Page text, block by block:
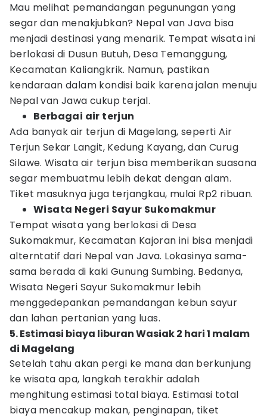
Mau melihat pemandangan pegunungan yang
segar dan menakjubkan? Nepal van Java bisa
menjadi destinasi yang menarik. Tempat wisata ini
berlokasi di Dusun Butuh, Desa Temanggung,
Kecamatan Kaliangkrik. Namun, pastikan
kendaraan dalam kondisi baik karena jalan menuju
Nepal van Jawa cukup terjal.
Berbagai air terjun
Ada banyak air terjun di Magelang, seperti Air
Terjun Sekar Langit, Kedung Kayang, dan Curug
Silawe. Wisata air terjun bisa memberikan suasana
segar membuatmu lebih dekat dengan alam.
Tiket masuknya juga terjangkau, mulai Rp2 ribuan.
Wisata Negeri Sayur Sukomakmur
Tempat wisata yang berlokasi di Desa
Sukomakmur, Kecamatan Kajoran ini bisa menjadi
alterntatif dari Nepal van Java. Lokasinya sama-
sama berada di kaki Gunung Sumbing. Bedanya,
Wisata Negeri Sayur Sukomakmur lebih
menggedepankan pemandangan kebun sayur
dan lahan pertanian yang luas.
5. Estimasi biaya liburan Wasiak 2 hari 1 malam
di Magelang
Setelah tahu akan pergi ke mana dan berkunjung
ke wisata apa, langkah terakhir adalah
menghitung estimasi total biaya. Estimasi total
biaya mencakup makan, penginapan, tiket